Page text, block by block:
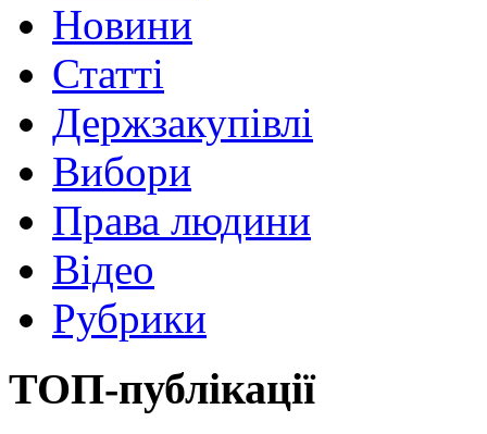
Новини
Статті
Держзакупівлі
Вибори
Права людини
Відео
Рубрики
ТОП-публікації